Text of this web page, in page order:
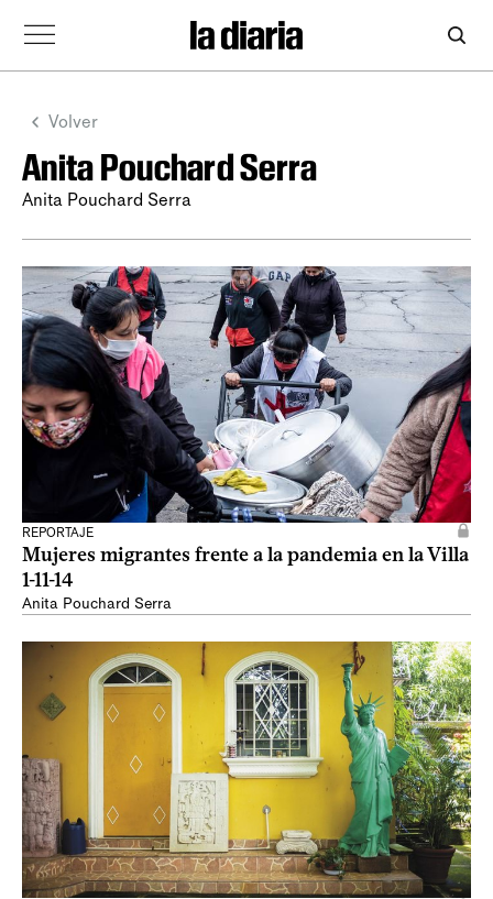
Volver
Anita Pouchard Serra
Anita Pouchard Serra
REPORTAJE
Mujeres migrantes frente a la pandemia en la Villa
1-11-14
Anita Pouchard Serra